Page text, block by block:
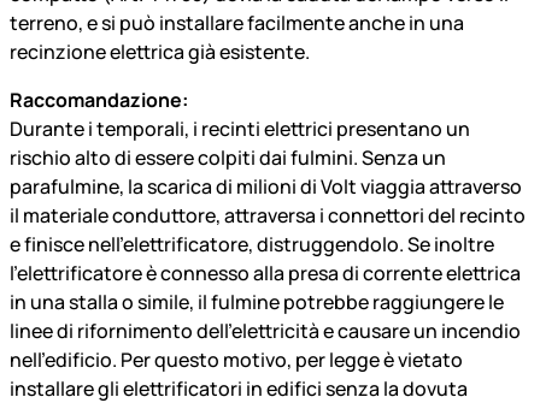
terreno, e si può installare facilmente anche in una
recinzione elettrica già esistente.
Raccomandazione:
Durante i temporali, i recinti elettrici presentano un
rischio alto di essere colpiti dai fulmini. Senza un
parafulmine, la scarica di milioni di Volt viaggia attraverso
il materiale conduttore, attraversa i connettori del recinto
e finisce nell’elettrificatore, distruggendolo. Se inoltre
l'elettrificatore è connesso alla presa di corrente elettrica
in una stalla o simile, il fulmine potrebbe raggiungere le
linee di rifornimento dell’elettricità e causare un incendio
nell'edificio. Per questo motivo, per legge è vietato
installare gli elettrificatori in edifici senza la dovuta